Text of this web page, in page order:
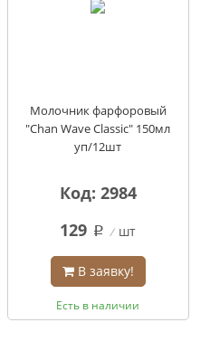
Молочник фарфоровый
"Chan Wave Classic" 150мл
уп/12шт
Код: 2984
129 q шт
В заявку!
Есть в наличии